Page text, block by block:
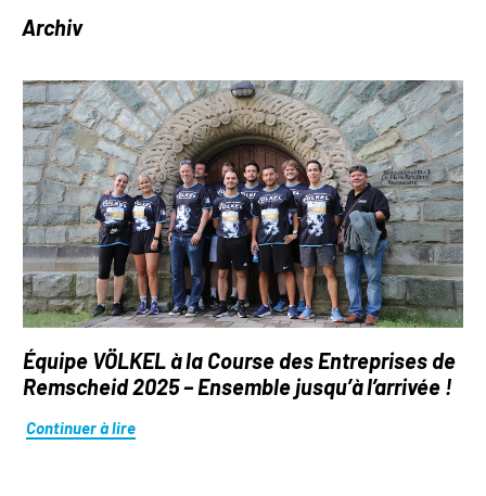
Archiv
Équipe VÖLKEL à la Course des Entreprises de
Remscheid 2025 – Ensemble jusqu’à l’arrivée !
Continuer à lire